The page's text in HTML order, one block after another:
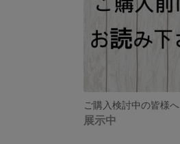
ご購入検討中の皆様へ
展示中